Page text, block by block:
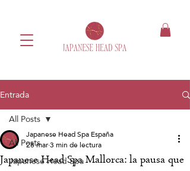
Entrada
All Posts
Japanese Head Spa
All Posts
Japanese Head Spa Mallorca: la pausa que
Japanese Head Spa España
28 mar3 min de lectura